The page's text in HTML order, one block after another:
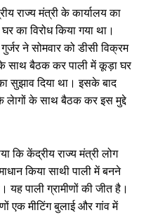
राज्य मंत्री के कार्यालय का
का विरोध किया गया था।
ने सोमवार को डीसी विक्रम
साथ बैठक कर पाली में कूड़ा घर
सुझाव दिया था। इसके बाद
लेागों के साथ बैठक कर इस मुद्दे
कि केंद्रीय राज्य मंत्री लोग
किया साथी पाली में बनने
पाली ग्रामीणों की जीत है।
एक मीटिंग बुलाई और गांव में